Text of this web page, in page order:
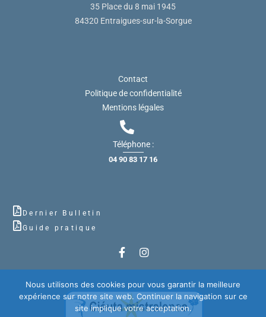
35 Place du 8 mai 1945
84320 Entraigues-sur-la-Sorgue
Contact
Politique de confidentialité
Mentions légales
Téléphone :
04 90 83 17 16
Dernier Bulletin
Guide pratique
Nous utilisons des cookies pour vous garantir la meilleure
expérience sur notre site web. Continuer la navigation sur ce
site implique votre acceptation.